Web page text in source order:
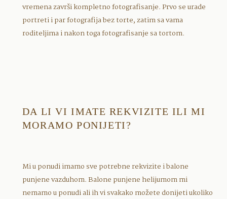
vremena završi kompletno fotografisanje. Prvo se urade
portreti i par fotografija bez torte, zatim sa vama
roditeljima i nakon toga fotografisanje sa tortom.
DA LI VI IMATE REKVIZITE ILI MI
MORAMO PONIJETI?
Mi u ponudi imamo sve potrebne rekvizite i balone
punjene vazduhom. Balone punjene helijumom mi
nemamo u ponudi ali ih vi svakako možete donijeti ukoliko